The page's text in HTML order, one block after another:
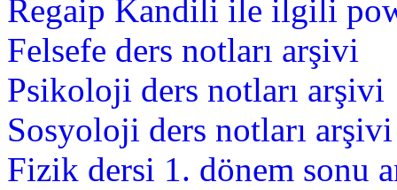
Regaip Kandili ile ilgili
Felsefe ders notları arşivi
Psikoloji ders notları arşivi
Sosyoloji ders notları arşivi
Fizik dersi 1. dönem sonu